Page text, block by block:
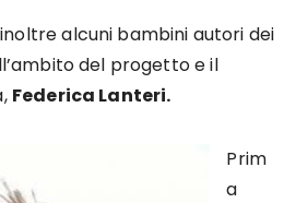
alcuni bambini autori dei
del progetto e il
Federica Lanteri.
Prim
a